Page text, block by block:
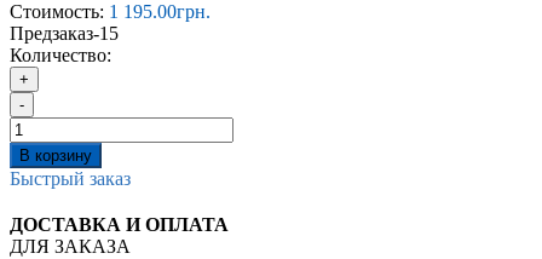
Стоимость: 1 195.00грн.
Предзаказ-15
Количество:
+
-
В корзину
Быстрый заказ
ДОСТАВКА И ОПЛАТА
ДЛЯ ЗАКАЗА